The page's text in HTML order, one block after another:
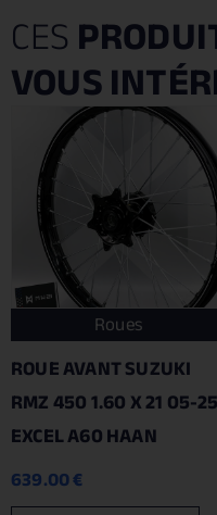
CES
VOUS
Roues
ROUE AVANT SUZUKI
RMZ 450 1.60 X 21 05-25
EXCEL A60 HAAN
639.00€